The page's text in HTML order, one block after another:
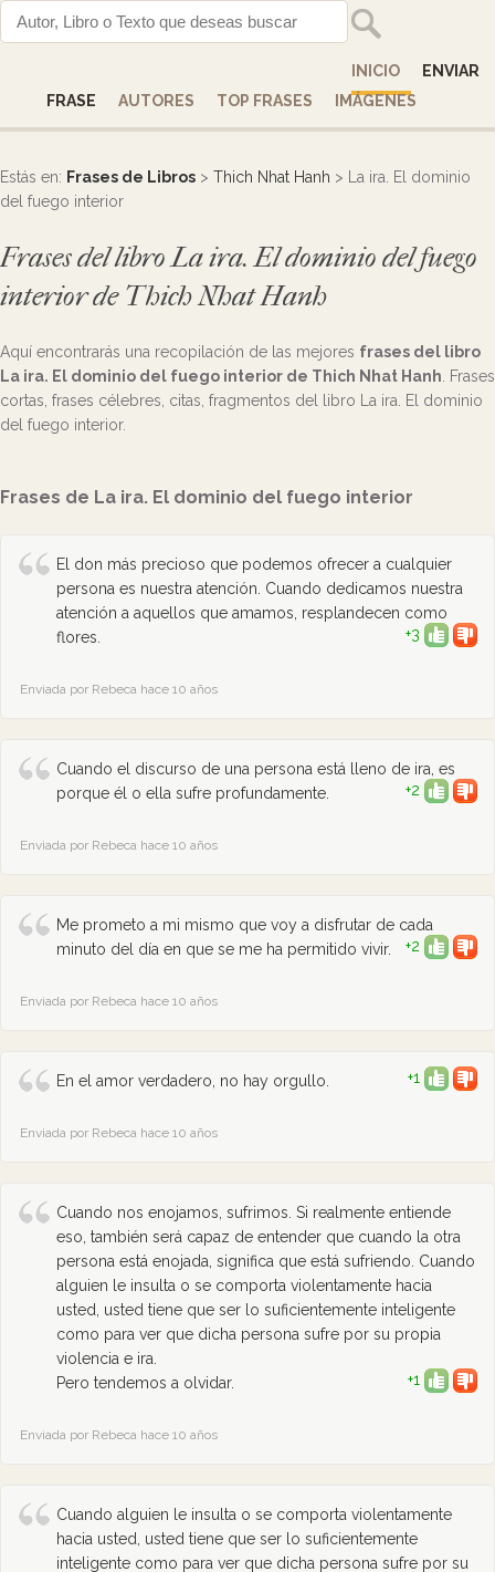
INICIO
ENVIAR
FRASE
AUTORES TOP FRASES IMÁGENES
Estás en: Frases de Libros > Thich Nhat Hanh > La ira. El dominio
del fuego interior
Frases del libro La ira. El dominio del fuego
interior de Thich Nhat Hanh
Aquí encontrarás una recopilación de las mejores frases del libro
La ira. El dominio del fuego interior de Thich Nhat Hanh . Frases
cortas, frases célebres, citas, fragmentos del libro La ira. El dominio
del fuego interior.
Frases de La ira. El dominio del fuego interior
El don más precioso que podemos ofrecer a cualquier
persona es nuestra atención. Cuando dedicamos nuestra
atención a aquellos que amamos, resplandecen como
flores.
+3
Enviada por Rebeca hace 10 años
Cuando el discurso de una persona está lleno de ira, es
porque él o ella sufre profundamente.
+2
Enviada por Rebeca hace 10 años
Me prometo a mi mismo que voy a disfrutar de cada
minuto del día en que se me ha permitido vivir.
+2
Enviada por Rebeca hace 10 años
En el amor verdadero, no hay orgullo. +1
Enviada por Rebeca hace 10 años
Cuando nos enojamos, sufrimos. Si realmente entiende
eso, también será capaz de entender que cuando la otra
persona está enojada, significa que está sufriendo. Cuando
alguien le insulta o se comporta violentamente hacia
usted, usted tiene que ser lo suficientemente inteligente
como para ver que dicha persona sufre por su propia
violencia e ira.
Pero tendemos a olvidar.
+1
Enviada por Rebeca hace 10 años
Cuando alguien le insulta o se comporta violentamente
hacia usted, usted tiene que ser lo suficientemente
inteligente como para ver que dicha persona sufre por su